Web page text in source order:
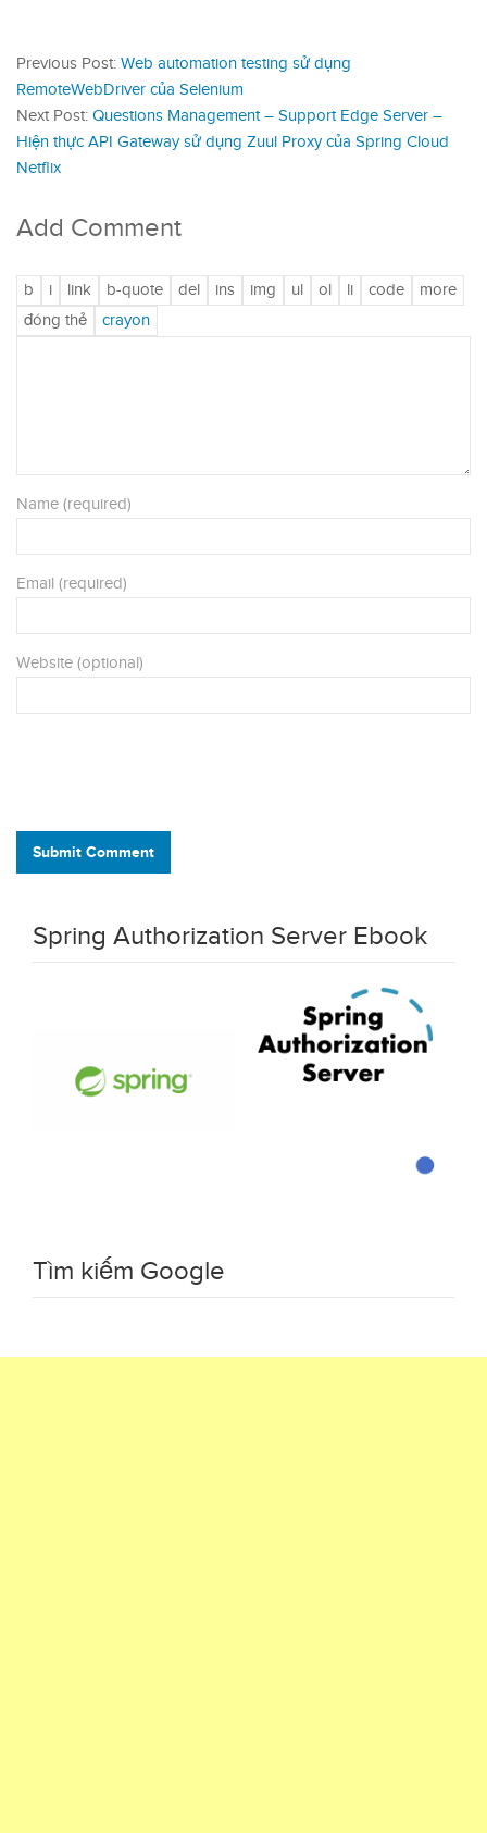
Previous Post: Web automation testing sử dụng
RemoteWebDriver của Selenium
Next Post: Questions Management – Support Edge Server –
Hiện thực API Gateway sử dụng Zuul Proxy của Spring Cloud
Netflix
Add Comment
Name (required)
Email (required)
Website (optional)
Submit Comment
Spring Authorization Server Ebook
Tìm kiếm Google